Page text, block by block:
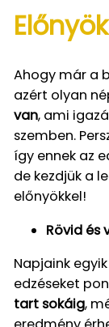
Ahogy már a
azért olyan
van, ami
szemben.
így ennek az
de kezdjük a
előnyökkel!
Rövid és
Napjaink
edzéseket
tart sokáig,